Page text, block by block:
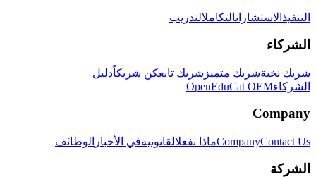
التنفيذ الاستشاراتالتكاملالتدريب
الشركاء
شريك نخبةشريك متميز شريك تابعكن شريكاًدليل
الشركاءOpenEduCat OEM
Company
CompanyContact Us ماذا نفعلالقانونيةفي الأخبار الوظائف
الشركة